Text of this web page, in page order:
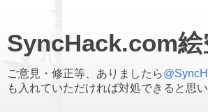
SyncHack.com絵
ご意見・修正等、ありましたら
も入れていただければ対処できると思い